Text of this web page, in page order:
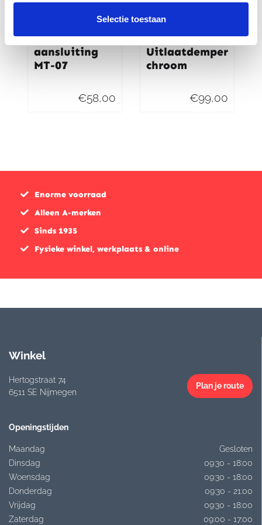
Selectie toestaan
Yamaha 12V
aansluiting
MT-07
€58,00
Universeel
Uitlaatdemper
chroom
€99,00
Enorme voorraad
Alleen A-merken
Sinds 1935
Fysieke winkel, werkplaats & online
Winkel
Hertogstraat 74
6511 SE Nijmegen
Plan je route
Openingstijden
Maandag
Gesloten
Dinsdag
09:30 - 18:00
Woensdag
09:30 - 18:00
Donderdag
09:30 - 21:00
Vrijdag
09:30 - 18:00
Zaterdag
09:00 - 17:00